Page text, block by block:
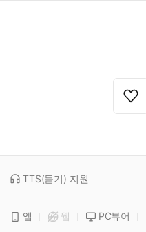
TTS(듣기) 지원
앱 웹 PC뷰어